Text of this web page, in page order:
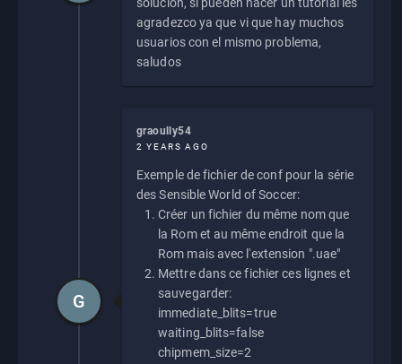
solución, si pueden hacer un tutorial les
agradezco ya que vi que hay muchos
usuarios con el mismo problema,
saludos
graoully54
2 YEARS AGO
Exemple de fichier de conf pour la série
des Sensible World of Soccer:
Créer un fichier du même nom que
la Rom et au même endroit que la
Rom mais avec l'extension ".uae"
Mettre dans ce fichier ces lignes et
sauvegarder:
immediate_blits=true
waiting_blits=false
chipmem_size=2
G